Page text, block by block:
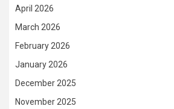
April 2026
March 2026
February 2026
January 2026
December 2025
November 2025